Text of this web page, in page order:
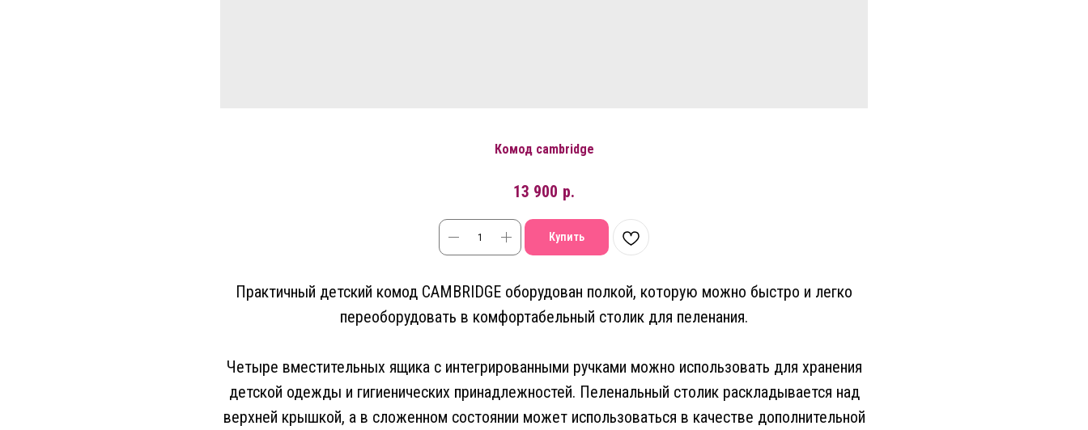
Комод cambridge
13 900 р.
Купить
Практичный детский комод CAMBRIDGE оборудован полкой, которую можно быстро и легко
переоборудовать в комфортабельный столик для пеленания.
Четыре вместительных ящика с интегрированными ручками можно использовать для хранения
детской одежды и гигиенических принадлежностей. Пеленальный столик раскладывается над
верхней крышкой, а в сложенном состоянии может использоваться в качестве дополнительной